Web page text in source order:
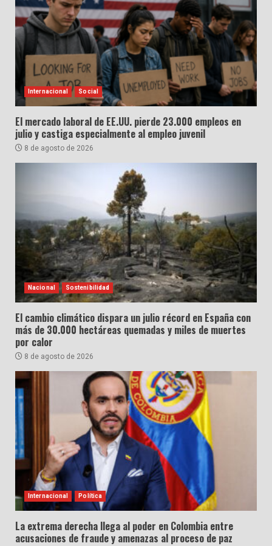
Internacional Social
El mercado laboral de EE.UU. pierde 23.000 empleos en
julio y castiga especialmente al empleo juvenil
8 de agosto de 2026
Nacional Sostenibilidad
El cambio climático dispara un julio récord en España con
más de 30.000 hectáreas quemadas y miles de muertes
por calor
8 de agosto de 2026
Internacional Política
La extrema derecha llega al poder en Colombia entre
acusaciones de fraude y amenazas al proceso de paz